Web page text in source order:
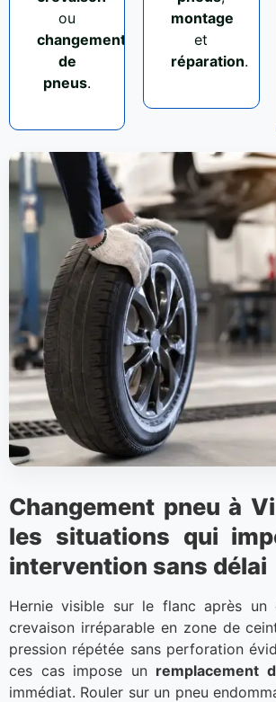
ou
changement
de
pneus.
montage
et
réparation.
Changement pneu à
les situations qui
intervention sans délai
Hernie visible sur le flanc après
crevaison irréparable en zone de
pression répétée sans perforation
ces cas impose un remplacement
immédiat. Rouler sur un pneu